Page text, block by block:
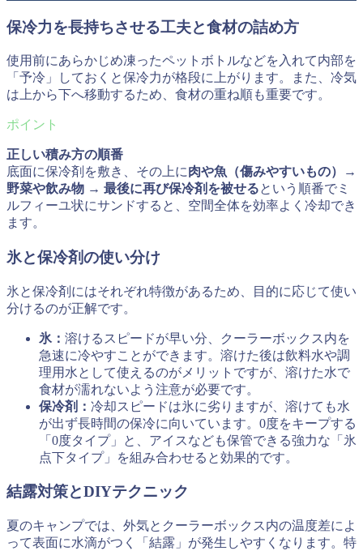
保冷力を長持ちさせる工夫と食材の詰め方
使用前にあらかじめ凍ったペットボトルなどを入れて内部を
「予冷」しておくと保冷力が格段に上がります。また、冷気
は上から下へ移動するため、食材の重ね順も重要です。
正しい積み方の順番
底面に保冷剤を敷き、その上に肉や魚（傷みやすいもの）→
野菜や飲み物 → 最後に再び保冷剤を被せるという順番でミ
ルフィーユ状にサンドすると、空間全体を効率よく冷却でき
ます。
氷と保冷剤の使い分け
氷と保冷剤にはそれぞれ特徴があるため、目的に応じて使い
分けるのが正解です。
氷： 溶けるスピードが早い分、クーラーボックス内を
急速に冷やすことができます。溶けた後は飲料水や調
理用水として使えるのがメリットですが、溶けた水で
食材が濡れないよう注意が必要です。
保冷剤： 冷却スピードは氷に劣りますが、溶けても水
が出ず長時間の保冷に向いています。0度をキープする
「0度タイプ」と、アイスなども保管できる強力な「氷
点下タイプ」を組み合わせると効果的です。
結露対策とDIYテクニック
夏のキャンプでは、外気とクーラーボックス内の温度差によ
って表面に水滴がつく「結露」が発生しやすくなります。特